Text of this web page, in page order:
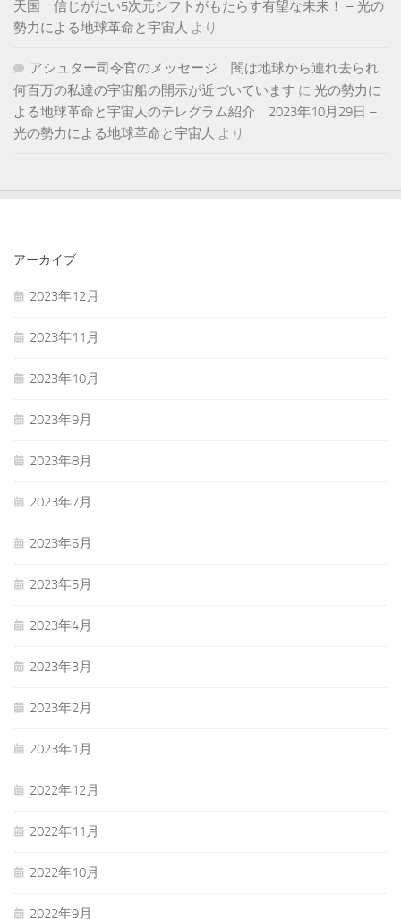
天国 信じがたい5次元シフトがもたらす有望な未来！ – 光の
勢力による地球革命と宇宙人 より
アシュター司令官のメッセージ 闇は地球から連れ去られ
何百万の私達の宇宙船の開示が近づいています に 光の勢力に
よる地球革命と宇宙人のテレグラム紹介 2023年10月29日 –
光の勢力による地球革命と宇宙人 より
アーカイブ
2023年12月
2023年11月
2023年10月
2023年9月
2023年8月
2023年7月
2023年6月
2023年5月
2023年4月
2023年3月
2023年2月
2023年1月
2022年12月
2022年11月
2022年10月
2022年9月